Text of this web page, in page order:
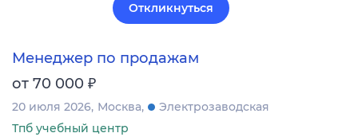
Откликнуться
Менеджер по продажам
от 70 000 ₽
20 июля 2026 Москва
Электрозаводская
Тпб учебный центр